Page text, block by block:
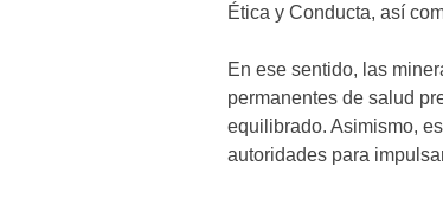
Ética y Conducta, así
En ese sentido, las
permanentes de salud
equilibrado. Asimismo,
autoridades para